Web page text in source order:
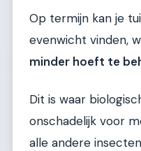
Op termijn kan je
evenwicht vinden,
minder hoeft te
Dit is waar
onschadelijk voor
alle andere